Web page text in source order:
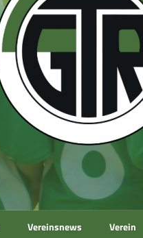
Vereinsnews Verein